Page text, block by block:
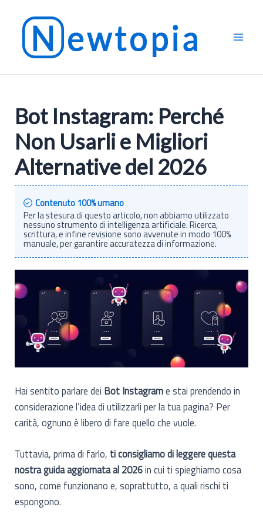
contenuto
Bot Instagram: Perché
Non Usarli e Migliori
Alternative del 2026
Contenuto 100% umano
Per la stesura di questo articolo, non abbiamo utilizzato
nessuno strumento di intelligenza artificiale. Ricerca,
scrittura, e infine revisione sono avvenute in modo 100%
manuale, per garantire accuratezza di informazione.
Hai sentito parlare dei Bot Instagrame stai prendendo in
considerazione l’idea di utilizzarli per la tua pagina? Per
carità, ognuno è libero di fare quello che vuole.
Tuttavia, prima di farlo, ti consigliamo di leggere questa
nostra guida aggiornata al 2026in cui ti spieghiamo cosa
sono, come funzionano e, soprattutto, a quali rischi ti
espongono.